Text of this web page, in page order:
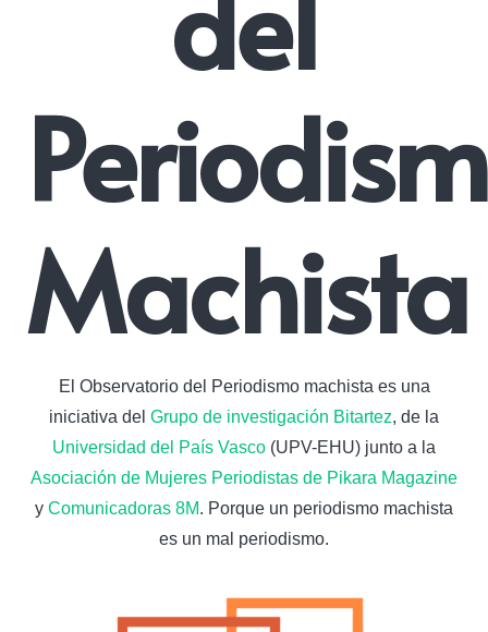
Machista
El Observatorio del Periodismo machista es una
iniciativa del Grupo de investigación Bitartez, de la
Universidad del País Vasco (UPV-EHU) junto a la
Asociación de Mujeres Periodistas de Pikara Magazine
y Comunicadoras 8M. Porque un periodismo machista
es un mal periodismo.